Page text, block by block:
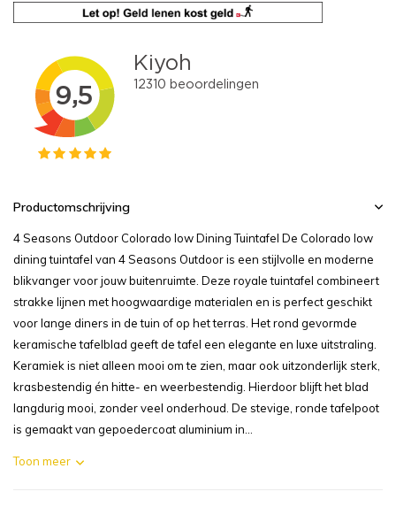
Productomschrijving
4 Seasons Outdoor Colorado low Dining Tuintafel De Colorado low
dining tuintafel van 4 Seasons Outdoor is een stijlvolle en moderne
blikvanger voor jouw buitenruimte. Deze royale tuintafel combineert
strakke lijnen met hoogwaardige materialen en is perfect geschikt
voor lange diners in de tuin of op het terras. Het rond gevormde
keramische tafelblad geeft de tafel een elegante en luxe uitstraling.
Keramiek is niet alleen mooi om te zien, maar ook uitzonderlijk sterk,
krasbestendig én hitte- en weerbestendig. Hierdoor blijft het blad
langdurig mooi, zonder veel onderhoud. De stevige, ronde tafelpoot
is gemaakt van gepoedercoat aluminium in...
Toon meer